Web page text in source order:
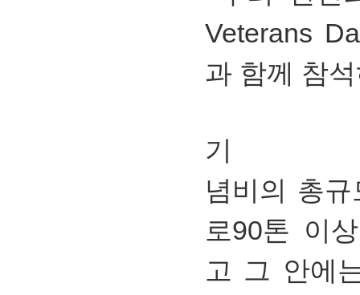
Veterans
과 함께 참
기
념비의 총규
로90톤 이
고 그 안에